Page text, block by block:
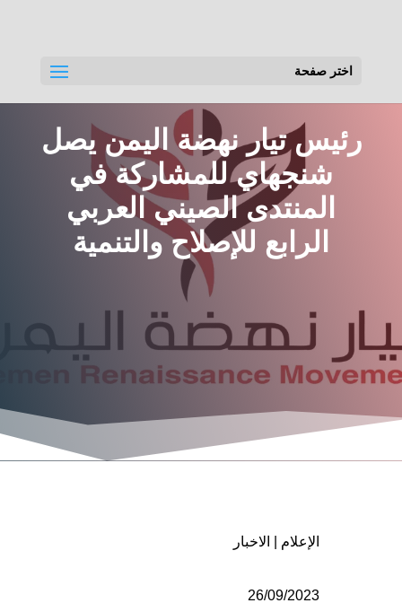
اختر صفحة
رئيس تيار نهضة اليمن يصل
شنجهاي للمشاركة في
المنتدى الصيني العربي
الرابع للإصلاح والتنمية
الإعلام الاخبار
26/09/2023